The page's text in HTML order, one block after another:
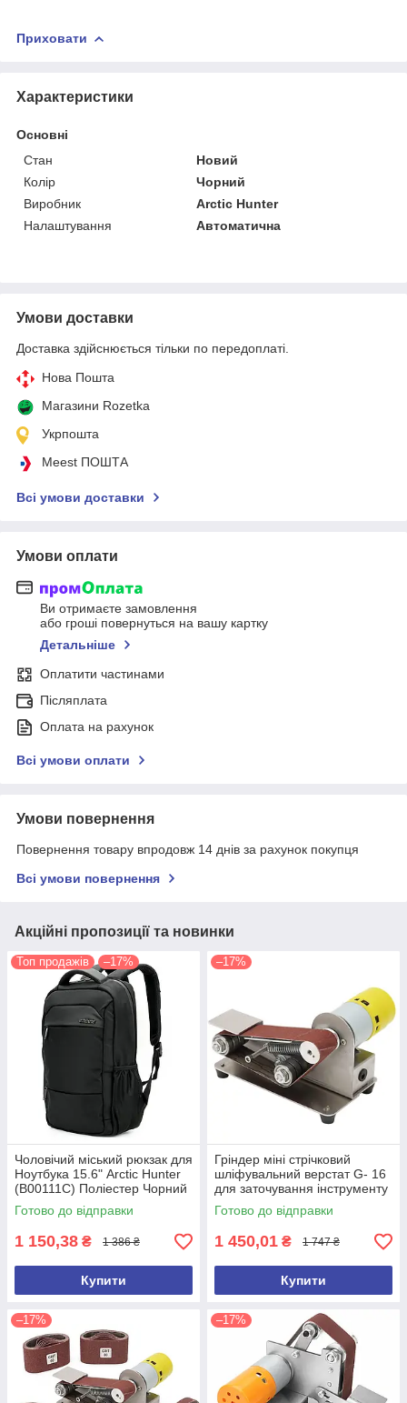
Приховати
Характеристики
Основні
Стан
Новий
Колір
Чорний
Виробник
Arctic Hunter
Налаштування
Автоматична
Умови доставки
Доставка здійснюється тільки по передоплаті.
Нова Пошта
Магазини Rozetka
Укрпошта
Meest ПОШТА
Всі умови доставки
Умови оплати
Ви отримаєте замовлення
або гроші повернуться на вашу картку
Детальніше
Оплатити частинами
Післяплата
Оплата на рахунок
Всі умови оплати
Умови повернення
Повернення товару впродовж 14 днів за рахунок покупця
Всі умови повернення
Акційні пропозиції та новинки
Топ продажів –17%
Чоловічий міський рюкзак для
Ноутбука 15.6" Arctic Hunter
(B00111C) Поліестер Чорний
Готово до відправки
1 150,38 ₴ 1 386 ₴
Купити
–17%
Гріндер міні стрічковий
шліфувальний верстат G- 16
для заточування інструменту
(10 шліфувальних стрічок у
подарунок) регулятор шв
Готово до відправки
1 450,01 ₴ 1 747 ₴
Купити
–17% –17%